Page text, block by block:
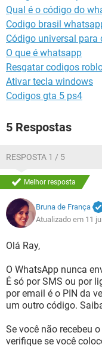
Qual é o código do
Codigo brasil
Código universal para
O que é whatsapp
Resgatar codigos
Ativar tecla windows
Codigos gta 5 ps4
5 Respostas
RESPOSTA 1 / 5
Melhor resposta
Bruna de França
Atualizado em 11
Olá Ray,
O WhatsApp nunca
É só por SMS ou por
por email é o PIN da
um outro código.
Se você não recebeu
verifique se você